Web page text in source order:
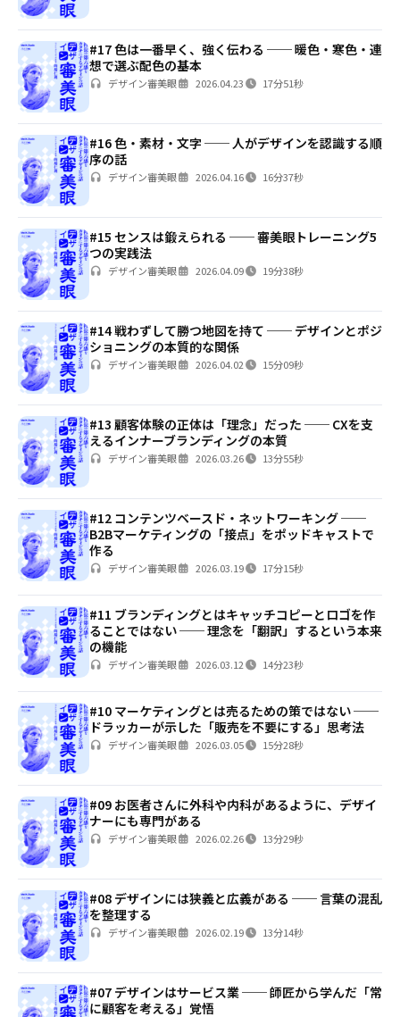
#17 色は一番早く、強く伝わる ── 暖色・寒色・連
想で選ぶ配色の基本
デザイン審美眼 2026.04.23 17分51秒
#16 色・素材・文字 ── 人がデザインを認識する順
序の話
デザイン審美眼 2026.04.16 16分37秒
#15 センスは鍛えられる ── 審美眼トレーニング5
つの実践法
デザイン審美眼 2026.04.09 19分38秒
#14 戦わずして勝つ地図を持て ── デザインとポジ
ショニングの本質的な関係
デザイン審美眼 2026.04.02 15分09秒
#13 顧客体験の正体は「理念」だった ── CXを支
えるインナーブランディングの本質
デザイン審美眼 2026.03.26 13分55秒
#12 コンテンツベースド・ネットワーキング ──
B2Bマーケティングの「接点」をポッドキャストで
作る
デザイン審美眼 2026.03.19 17分15秒
#11 ブランディングとはキャッチコピーとロゴを作
ることではない ── 理念を「翻訳」するという本来
の機能
デザイン審美眼 2026.03.12 14分23秒
#10 マーケティングとは売るための策ではない ──
ドラッカーが示した「販売を不要にする」思考法
デザイン審美眼 2026.03.05 15分28秒
#09 お医者さんに外科や内科があるように、デザイ
ナーにも専門がある
デザイン審美眼 2026.02.26 13分29秒
#08 デザインには狭義と広義がある ── 言葉の混乱
を整理する
デザイン審美眼 2026.02.19 13分14秒
#07 デザインはサービス業 ── 師匠から学んだ「常
に顧客を考える」覚悟